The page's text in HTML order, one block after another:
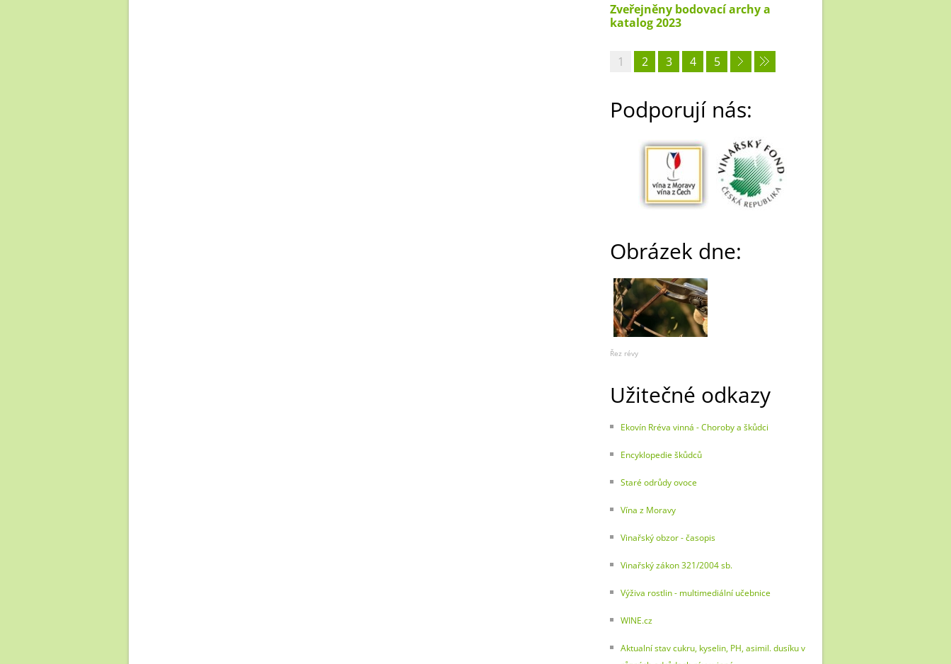
Zveřejněny bodovací archy a
katalog 2023
1 2 3 4 5
Podporují nás:
Obrázek dne:
Řez révy
Užitečné odkazy
Ekovín Rréva vinná - Choroby a škůdci
Encyklopedie škůdců
Staré odrůdy ovoce
Vína z Moravy
Vinařský obzor - časopis
Vinařský zákon 321/2004 sb.
Výživa rostlin - multimediální učebnice
WINE.cz
Aktualní stav cukru, kyselin, PH, asimil. dusíku v